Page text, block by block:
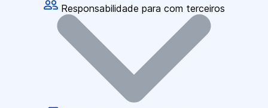
Responsabilidade para com terceiros